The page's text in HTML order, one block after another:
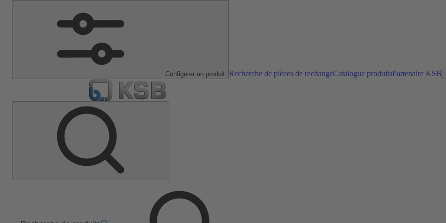
Configurer un produit Recherche de pièces de rechangeCatalogue produitsPartenaire KSB